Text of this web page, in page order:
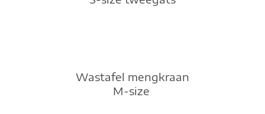
Wastafel mengkraan
M-size